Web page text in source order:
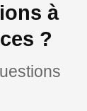
à
?